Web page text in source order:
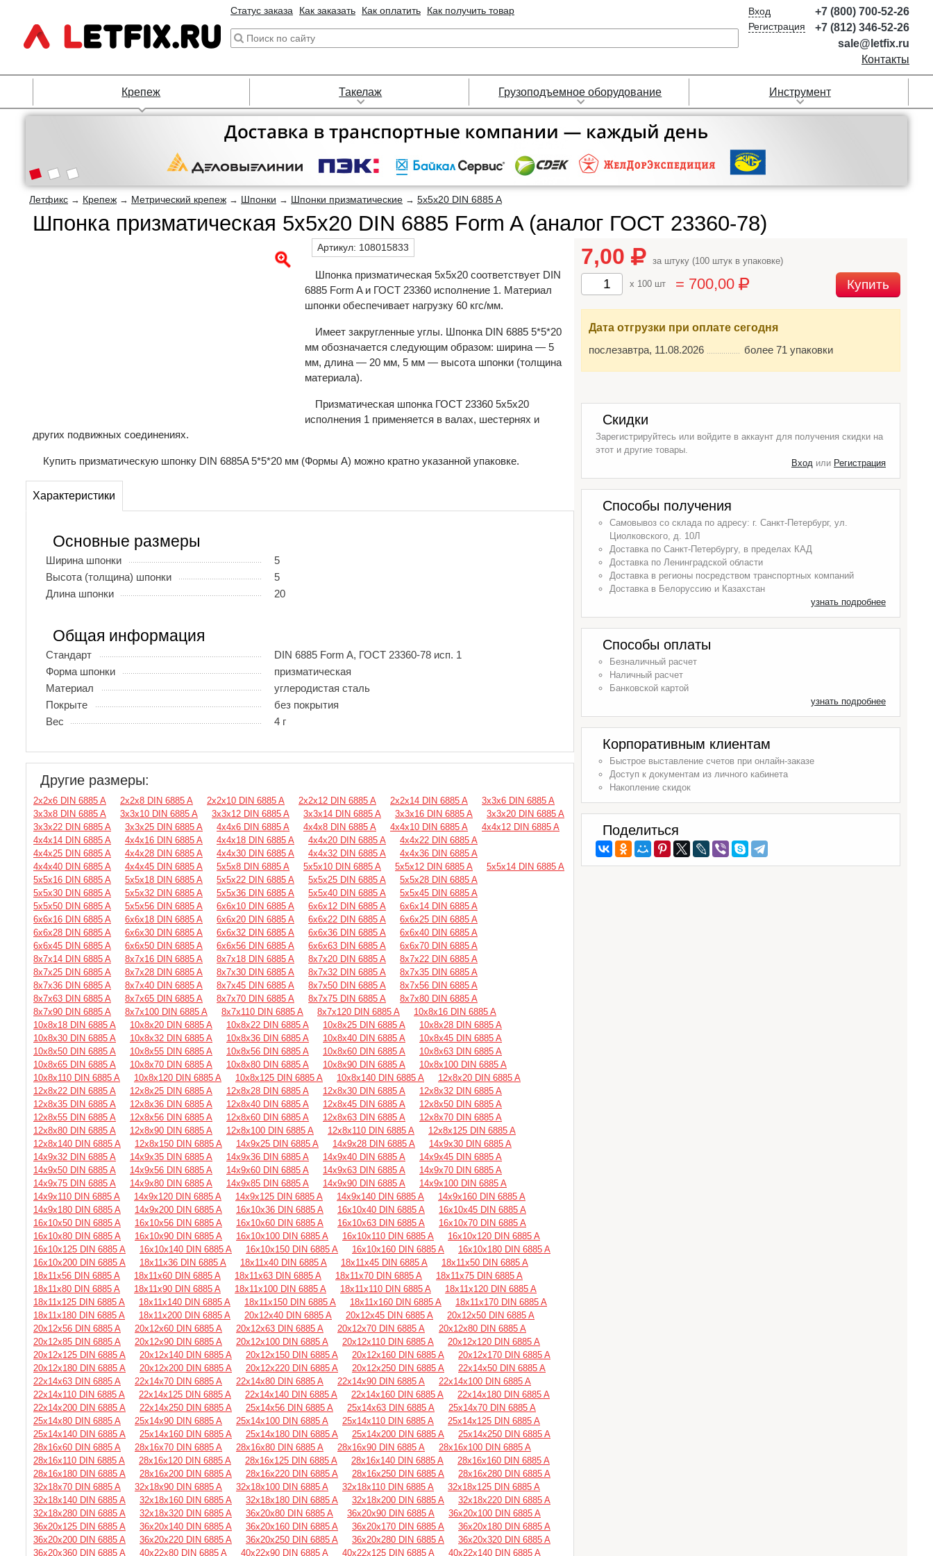
Статус заказа Как заказать Как оплатить Как получить товар
Вход
Регистрация
+7 (800) 700-52-26
+7 (812) 346-52-26
sale@letfix.ru
Контакты
Крепеж Такелаж Грузоподъемное оборудование Инструмент
Летфикс → Крепеж → Метрический крепеж → Шпонки → Шпонки призматические → 5х5х20 DIN 6885 A
Шпонка призматическая 5х5х20 DIN 6885 Form A (аналог ГОСТ 23360-78)
Артикул: 108015833
Шпонка призматическая 5х5х20 соответствует DIN
6885 Form A и ГОСТ 23360 исполнение 1. Материал
шпонки обеспечивает нагрузку 60 кгс/мм.
Имеет закругленные углы. Шпонка DIN 6885 5*5*20
мм обозначается следующим образом: ширина — 5
мм, длина — 20 мм, 5 мм — высота шпонки (толщина
материала).
Призматическая шпонка ГОСТ 23360 5х5х20
исполнения 1 применяется в валах, шестернях и
других подвижных соединениях.
Купить призматическую шпонку DIN 6885A 5*5*20 мм (Формы А) можно кратно указанной упаковке.
Характеристики
Основные размеры
Ширина шпонки
5
Высота (толщина) шпонки
5
Длина шпонки
20
Общая информация
Стандарт
DIN 6885 Form A, ГОСТ 23360-78 исп. 1
Форма шпонки
призматическая
Материал
углеродистая сталь
Покрыте
без покрытия
Вес
4 г
Другие размеры:
2х2х6 DIN 6885 A 2х2х8 DIN 6885 A 2х2х10 DIN 6885 A 2х2х12 DIN 6885 A 2х2х14 DIN 6885 A
3х3х6 DIN 6885 A
3х3х8 DIN 6885 A
3х3х10 DIN 6885 A 3х3х12 DIN 6885 A 3х3х14 DIN 6885 A 3х3х16 DIN 6885 A
3х3х20 DIN 6885 A
3х3х22 DIN 6885 A
3х3х25 DIN 6885 A 4х4х6 DIN 6885 A 4х4х8 DIN 6885 A 4х4х10 DIN 6885 A
4х4х12 DIN 6885 A
4х4х14 DIN 6885 A
4х4х16 DIN 6885 A 4х4х18 DIN 6885 A 4х4х20 DIN 6885 A
4х4х22 DIN 6885 A
4х4х25 DIN 6885 A
4х4х28 DIN 6885 A 4х4х30 DIN 6885 A 4х4х32 DIN 6885 A
4х4х36 DIN 6885 A
4х4х40 DIN 6885 A
4х4х45 DIN 6885 A 5х5х8 DIN 6885 A 5х5х10 DIN 6885 A 5х5х12 DIN 6885 A
5х5х14 DIN 6885 A
5х5х16 DIN 6885 A
5х5х18 DIN 6885 A 5х5х22 DIN 6885 A 5х5х25 DIN 6885 A
5х5х28 DIN 6885 A
5х5х30 DIN 6885 A
5х5х32 DIN 6885 A 5х5х36 DIN 6885 A 5х5х40 DIN 6885 A
5х5х45 DIN 6885 A
5х5х50 DIN 6885 A
5х5х56 DIN 6885 A 6х6х10 DIN 6885 A 6х6х12 DIN 6885 A
6х6х14 DIN 6885 A
6х6х16 DIN 6885 A
6х6х18 DIN 6885 A 6х6х20 DIN 6885 A 6х6х22 DIN 6885 A
6х6х25 DIN 6885 A
6х6х28 DIN 6885 A
6х6х30 DIN 6885 A 6х6х32 DIN 6885 A 6х6х36 DIN 6885 A
6х6х40 DIN 6885 A
6х6х45 DIN 6885 A
6х6х50 DIN 6885 A 6х6х56 DIN 6885 A 6х6х63 DIN 6885 A
6х6х70 DIN 6885 A
8х7х14 DIN 6885 A
8х7х16 DIN 6885 A 8х7х18 DIN 6885 A 8х7х20 DIN 6885 A
8х7х22 DIN 6885 A
8х7х25 DIN 6885 A
8х7х28 DIN 6885 A 8х7х30 DIN 6885 A 8х7х32 DIN 6885 A
8х7х35 DIN 6885 A
8х7х36 DIN 6885 A
8х7х40 DIN 6885 A 8х7х45 DIN 6885 A 8х7х50 DIN 6885 A
8х7х56 DIN 6885 A
8х7х63 DIN 6885 A
8х7х65 DIN 6885 A 8х7х70 DIN 6885 A 8х7х75 DIN 6885 A
8х7х80 DIN 6885 A
8х7х90 DIN 6885 A
8х7х100 DIN 6885 A 8х7х110 DIN 6885 A 8х7х120 DIN 6885 A
10х8х16 DIN 6885 A
10х8х18 DIN 6885 A
10х8х20 DIN 6885 A 10х8х22 DIN 6885 A 10х8х25 DIN 6885 A
10х8х28 DIN 6885 A
10х8х30 DIN 6885 A
10х8х32 DIN 6885 A 10х8х36 DIN 6885 A 10х8х40 DIN 6885 A
10х8х45 DIN 6885 A
10х8х50 DIN 6885 A
10х8х55 DIN 6885 A 10х8х56 DIN 6885 A 10х8х60 DIN 6885 A
10х8х63 DIN 6885 A
10х8х65 DIN 6885 A
10х8х70 DIN 6885 A 10х8х80 DIN 6885 A 10х8х90 DIN 6885 A
10х8х100 DIN 6885 A
10х8х110 DIN 6885 A
10х8х120 DIN 6885 A 10х8х125 DIN 6885 A 10х8х140 DIN 6885 A
12х8х20 DIN 6885 A
12х8х22 DIN 6885 A
12х8х25 DIN 6885 A 12х8х28 DIN 6885 A 12х8х30 DIN 6885 A
12х8х32 DIN 6885 A
12х8х35 DIN 6885 A
12х8х36 DIN 6885 A 12х8х40 DIN 6885 A 12х8х45 DIN 6885 A
12х8х50 DIN 6885 A
12х8х55 DIN 6885 A
12х8х56 DIN 6885 A 12х8х60 DIN 6885 A 12х8х63 DIN 6885 A
12х8х70 DIN 6885 A
12х8х80 DIN 6885 A
12х8х90 DIN 6885 A 12х8х100 DIN 6885 A 12х8х110 DIN 6885 A
12х8х125 DIN 6885 A
12х8х140 DIN 6885 A
12х8х150 DIN 6885 A 14х9х25 DIN 6885 A 14х9х28 DIN 6885 A
14х9х30 DIN 6885 A
14х9х32 DIN 6885 A
14х9х35 DIN 6885 A 14х9х36 DIN 6885 A 14х9х40 DIN 6885 A
14х9х45 DIN 6885 A
14х9х50 DIN 6885 A
14х9х56 DIN 6885 A 14х9х60 DIN 6885 A 14х9х63 DIN 6885 A
14х9х70 DIN 6885 A
14х9х75 DIN 6885 A
14х9х80 DIN 6885 A 14х9х85 DIN 6885 A 14х9х90 DIN 6885 A
14х9х100 DIN 6885 A
14х9х110 DIN 6885 A
14х9х120 DIN 6885 A 14х9х125 DIN 6885 A 14х9х140 DIN 6885 A
14х9х160 DIN 6885 A
14х9х180 DIN 6885 A
14х9х200 DIN 6885 A 16х10х36 DIN 6885 A 16х10х40 DIN 6885 A
16х10х45 DIN 6885 A
16х10х50 DIN 6885 A
16х10х56 DIN 6885 A 16х10х60 DIN 6885 A 16х10х63 DIN 6885 A
16х10х70 DIN 6885 A
16х10х80 DIN 6885 A
16х10х90 DIN 6885 A 16х10х100 DIN 6885 A 16х10х110 DIN 6885 A
16х10х120 DIN 6885 A
16х10х125 DIN 6885 A
16х10х140 DIN 6885 A 16х10х150 DIN 6885 A 16х10х160 DIN 6885 A
16х10х180 DIN 6885 A
16х10х200 DIN 6885 A
18х11х36 DIN 6885 A 18х11х40 DIN 6885 A 18х11х45 DIN 6885 A
18х11х50 DIN 6885 A
18х11х56 DIN 6885 A
18х11х60 DIN 6885 A 18х11х63 DIN 6885 A 18х11х70 DIN 6885 A
18х11х75 DIN 6885 A
18х11х80 DIN 6885 A
18х11х90 DIN 6885 A 18х11х100 DIN 6885 A 18х11х110 DIN 6885 A
18х11х120 DIN 6885 A
18х11х125 DIN 6885 A
18х11х140 DIN 6885 A 18х11х150 DIN 6885 A 18х11х160 DIN 6885 A
18х11х170 DIN 6885 A
18х11х180 DIN 6885 A
18х11х200 DIN 6885 A 20х12х40 DIN 6885 A 20х12х45 DIN 6885 A
20х12х50 DIN 6885 A
20х12х56 DIN 6885 A
20х12х60 DIN 6885 A 20х12х63 DIN 6885 A 20х12х70 DIN 6885 A
20х12х80 DIN 6885 A
20х12х85 DIN 6885 A
20х12х90 DIN 6885 A 20х12х100 DIN 6885 A 20х12х110 DIN 6885 A
20х12х120 DIN 6885 A
20х12х125 DIN 6885 A
20х12х140 DIN 6885 A 20х12х150 DIN 6885 A 20х12х160 DIN 6885 A
20х12х170 DIN 6885 A
20х12х180 DIN 6885 A
20х12х200 DIN 6885 A 20х12х220 DIN 6885 A 20х12х250 DIN 6885 A
22х14х50 DIN 6885 A
22х14х63 DIN 6885 A
22х14х70 DIN 6885 A 22х14х80 DIN 6885 A 22х14х90 DIN 6885 A
22х14х100 DIN 6885 A
22х14х110 DIN 6885 A
22х14х125 DIN 6885 A 22х14х140 DIN 6885 A 22х14х160 DIN 6885 A
22х14х180 DIN 6885 A
22х14х200 DIN 6885 A
22х14х250 DIN 6885 A 25х14х56 DIN 6885 A 25х14х63 DIN 6885 A
25х14х70 DIN 6885 A
25х14х80 DIN 6885 A
25х14х90 DIN 6885 A 25х14х100 DIN 6885 A 25х14х110 DIN 6885 A
25х14х125 DIN 6885 A
25х14х140 DIN 6885 A
25х14х160 DIN 6885 A 25х14х180 DIN 6885 A 25х14х200 DIN 6885 A
25х14х250 DIN 6885 A
28х16х60 DIN 6885 A
28х16х70 DIN 6885 A 28х16х80 DIN 6885 A 28х16х90 DIN 6885 A
28х16х100 DIN 6885 A
28х16х110 DIN 6885 A
28х16х120 DIN 6885 A 28х16х125 DIN 6885 A 28х16х140 DIN 6885 A
28х16х160 DIN 6885 A
28х16х180 DIN 6885 A
28х16х200 DIN 6885 A 28х16х220 DIN 6885 A 28х16х250 DIN 6885 A
28х16х280 DIN 6885 A
32х18х70 DIN 6885 A
32х18х90 DIN 6885 A 32х18х100 DIN 6885 A 32х18х110 DIN 6885 A
32х18х125 DIN 6885 A
32х18х140 DIN 6885 A
32х18х160 DIN 6885 A 32х18х180 DIN 6885 A 32х18х200 DIN 6885 A
32х18х220 DIN 6885 A
32х18х280 DIN 6885 A
32х18х320 DIN 6885 A 36х20х80 DIN 6885 A 36х20х90 DIN 6885 A
36х20х100 DIN 6885 A
36х20х125 DIN 6885 A
36х20х140 DIN 6885 A 36х20х160 DIN 6885 A 36х20х170 DIN 6885 A
36х20х180 DIN 6885 A
36х20х200 DIN 6885 A
36х20х220 DIN 6885 A 36х20х250 DIN 6885 A 36х20х280 DIN 6885 A
36х20х320 DIN 6885 A
36х20х360 DIN 6885 A
40х22х80 DIN 6885 A 40х22х90 DIN 6885 A 40х22х125 DIN 6885 A 40х22х140 DIN 6885 A
7,00 за штуку (100 штук в упаковке)
x 100 шт = 700,00 Купить
Дата отгрузки при оплате сегодня
послезавтра, 11.08.2026
более 71 упаковки
Скидки
Зарегистрируйтесь или войдите в аккаунт для получения скидки на
этот и другие товары.
Вход или Регистрация
Способы получения
Самовывоз со склада по адресу: г. Санкт-Петербург, ул.
Циолковского, д. 10Л
Доставка по Санкт-Петербургу, в пределах КАД
Доставка по Ленинградской области
Доставка в регионы посредством транспортных компаний
Доставка в Белоруссию и Казахстан
узнать подробнее
Способы оплаты
Безналичный расчет
Наличный расчет
Банковской картой
узнать подробнее
Корпоративным клиентам
Быстрое выставление счетов при онлайн-заказе
Доступ к документам из личного кабинета
Накопление скидок
Поделиться